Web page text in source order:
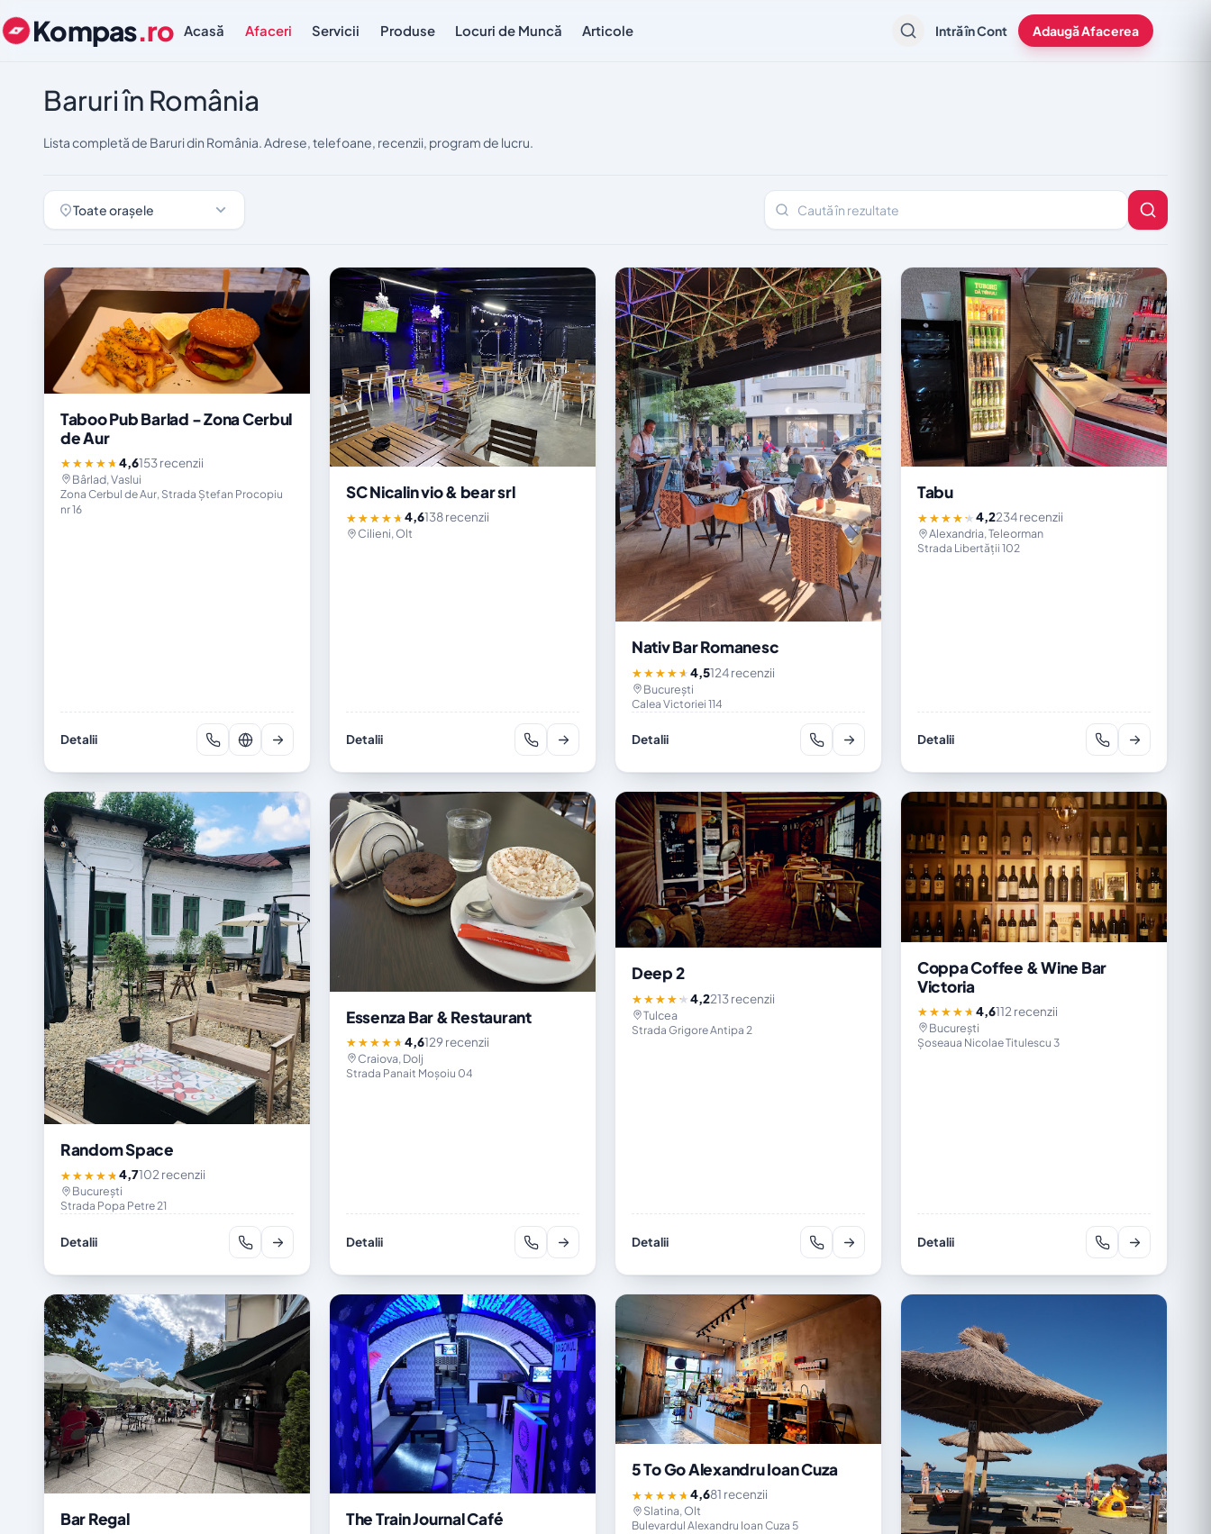
Kompas.ro Acasă Afaceri Servicii Produse Locuri de Muncă Articole Intră în Cont Adaugă Afacerea
Baruri în România
Lista completă de Baruri din România. Adrese, telefoane, recenzii, program de lucru.
Toate orașele
Caută în rezultate
Taboo Pub Barlad - Zona Cerbul
de Aur
★★★★★4,6153 recenzii
Bârlad, Vaslui
Zona Cerbul de Aur, Strada Ştefan Procopiu
nr 16
Detalii
SC Nicalin vio & bear srl
★★★★★4,6138 recenzii
Cilieni, Olt
Detalii
Nativ Bar Romanesc
★★★★★4,5124 recenzii
București
Calea Victoriei 114
Detalii
Tabu
★★★★★4,2234 recenzii
Alexandria, Teleorman
Strada Libertății 102
Detalii
Random Space
★★★★★4,7102 recenzii
București
Strada Popa Petre 21
Detalii
Essenza Bar & Restaurant
★★★★★4,6129 recenzii
Craiova, Dolj
Strada Panait Moșoiu 04
Detalii
Deep 2
★★★★★4,2213 recenzii
Tulcea
Strada Grigore Antipa 2
Detalii
Coppa Coffee & Wine Bar
Victoria
★★★★★4,6112 recenzii
București
Șoseaua Nicolae Titulescu 3
Detalii
Bar Regal The Train Journal Café
5 To Go Alexandru Ioan Cuza
★★★★★4,681 recenzii
Slatina, Olt
Bulevardul Alexandru Ioan Cuza 5